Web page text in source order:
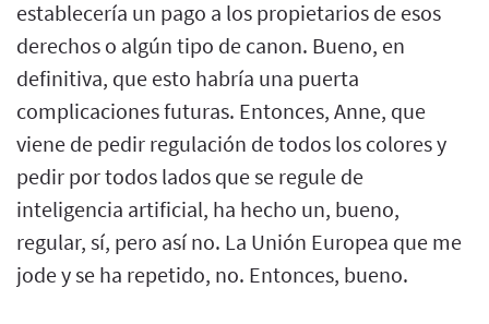
establecería un pago a los propietarios de esos
derechos o algún tipo de canon. Bueno, en
definitiva, que esto habría una puerta
complicaciones futuras. Entonces, Anne, que
viene de pedir regulación de todos los colores y
pedir por todos lados que se regule de
inteligencia artificial, ha hecho un, bueno,
regular, sí, pero así no. La Unión Europea que me
jode y se ha repetido, no. Entonces, bueno.